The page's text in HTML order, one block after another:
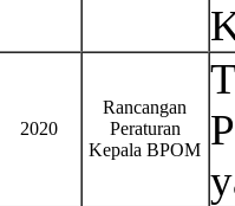
2020
Rancangan
Peraturan
Kepala BPOM